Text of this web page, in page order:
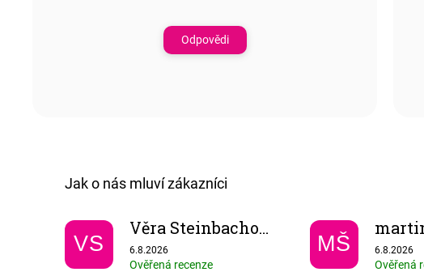
Odpovědi
VS
Věra Steinbachová
Hodnocení obchodu je 5 z 5 hvězdiček.
6.8.2026
Ověřená recenze
MŠ 6.8.2026
Ověřená